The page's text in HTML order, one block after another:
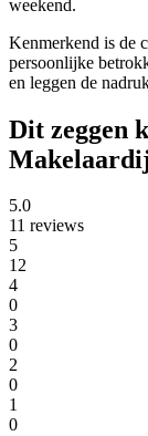
weekend.
Kenmerkend is de
persoonlijke
en leggen de
Dit zeggen
5.0
11 reviews
5
12
4
0
3
0
2
0
1
0